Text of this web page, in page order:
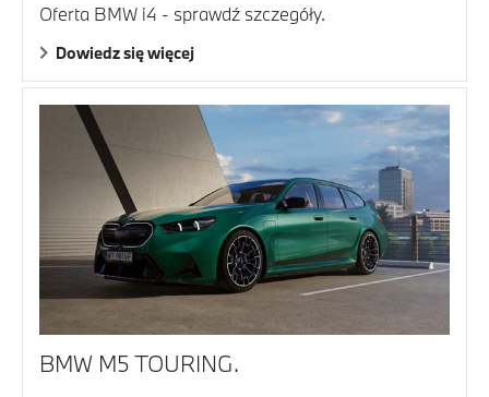
Oferta BMW i4 - sprawdź szczegóły.
Dowiedz się więcej
BMW M5 TOURING.